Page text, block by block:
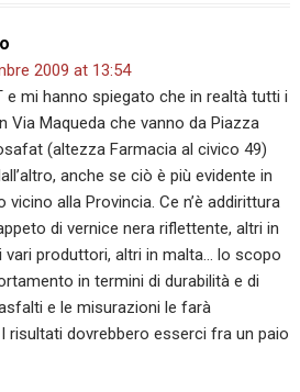
2009 at 13:54
e mi hanno spiegato che in realtà tutti i
Via Maqueda che vanno da Piazza
(altezza Farmacia al civico 49)
anche se ciò è più evidente in
alla Provincia. Ce n’è addirittura
di vernice nera riflettente, altri in
vari produttori, altri in malta… lo scopo
in termini di durabilità e di
e le misurazioni le farà
I risultati dovrebbero esserci fra un paio